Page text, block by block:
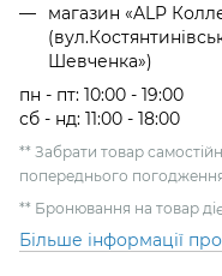
магазин «ALP
Шевченка»)
пн - пт: 10:00 - 19:00
сб - нд: 11:00 - 18:00
** Забрати товар
попереднього
** Бронювання на товар
Більше інформації